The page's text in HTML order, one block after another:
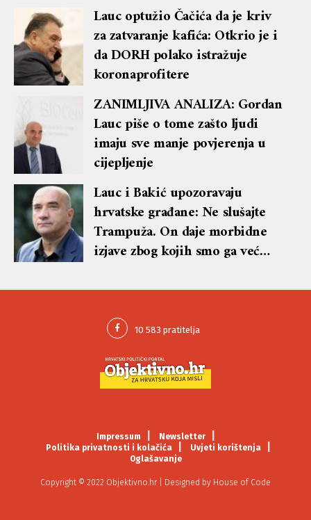
Lauc optužio Čačića da je kriv
za zatvaranje kafića: Otkrio je i
da DORH polako istražuje
koronaprofitere
ZANIMLJIVA ANALIZA: Gordan
Lauc piše o tome zašto ljudi
imaju sve manje povjerenja u
cijepljenje
Lauc i Bakić upozoravaju
hrvatske građane: Ne slušajte
Trampuža. On daje morbidne
izjave zbog kojih smo ga već
Impressum
Newsletter
Politika privatnosti i kolačića
Uvjeti korištenja
Oglašavanje
Copyright © 2022 Objektivno.hr | Designed by House of Code